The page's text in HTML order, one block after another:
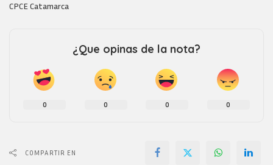
CPCE Catamarca
¿Que opinas de la nota?
0 0 0 0
COMPARTIR EN